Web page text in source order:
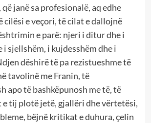
janë sa profesionalë, aq edhe
cilësi e veçori, të cilat e dallojnë
e parë: njeri i ditur dhe i
i sjellshëm, i kujdesshëm dhe i
dëshirë të pa rezistueshme të
tavolinë me Franin, të
apo të bashkëpunosh me të, të
tij plotë jetë, gjallëri dhe vërtetësi,
bëjnë kritikat e duhura, çelin